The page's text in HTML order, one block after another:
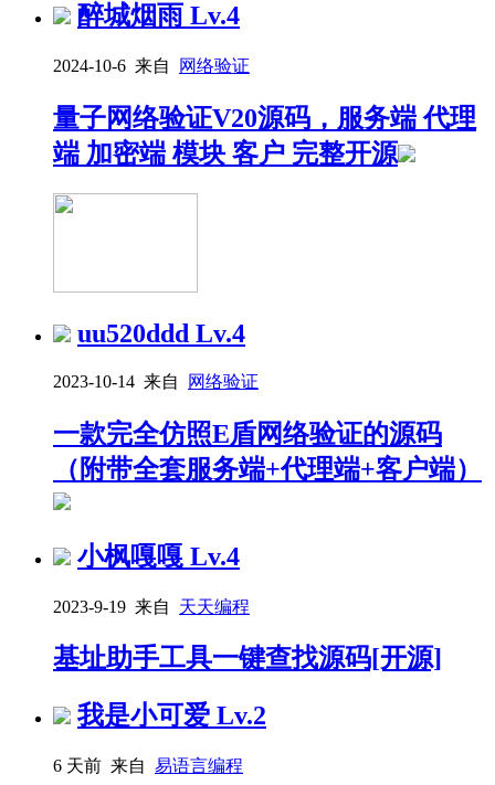
醉城烟雨 Lv.4
2024-10-6 来自 网络验证
量子网络验证V20源码，服务端 代理
端 加密端 模块 客户 完整开源
uu520ddd Lv.4
2023-10-14 来自 网络验证
一款完全仿照E盾网络验证的源码
（附带全套服务端+代理端+客户端）
小枫嘎嘎 Lv.4
2023-9-19 来自 天天编程
基址助手工具一键查找源码[开源]
我是小可爱 Lv.2
6 天前 来自 易语言编程